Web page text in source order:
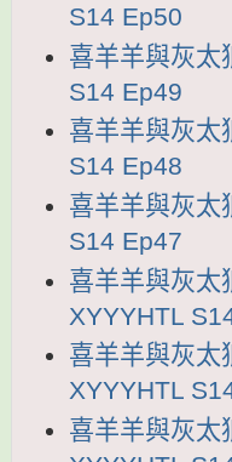
S14 Ep50
喜羊羊與灰太
S14 Ep49
喜羊羊與灰太
S14 Ep48
喜羊羊與灰太
S14 Ep47
喜羊羊與灰太
XYYYHTL
喜羊羊與灰太
XYYYHTL
喜羊羊與灰太